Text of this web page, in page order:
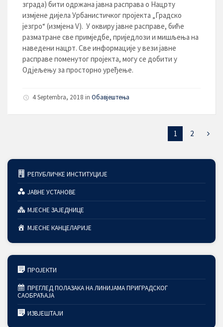
зграда) бити одржана јавна расправа o Нацрту
измјене дијела Урбанистичког пројекта „Градско
језгро“ (измјена V). У оквиру јавне расправе, биће
разматране све примједбе, приједлози и мишљења на
наведени нацрт. Све информације у вези јавне
расправе поменутог пројекта, могу се добити у
Одјељењу за просторно уређење.
4 Septembra, 2018 in Обавјештења
1 2
РЕПУБЛИЧКЕ ИНСТИТУЦИЈЕ
ЈАВНЕ УСТАНОВЕ
МЈЕСНЕ ЗАЈЕДНИЦЕ
МЈЕСНЕ КАНЦЕЛАРИЈЕ
ПРОЈЕКТИ
ПРЕГЛЕД ПОЛАЗАКА НА ЛИНИЈАМА ПРИГРАДСКОГ
САОБРАЋАЈА
ИЗВЈЕШТАЈИ